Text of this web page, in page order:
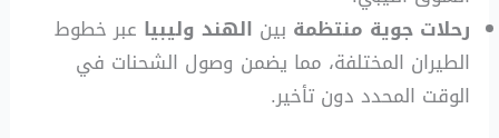
رحلات جوية منتظمة بين الهند وليبيا عبر خطوط
الطيران المختلفة، مما يضمن وصول الشحنات في
الوقت المحدد دون تأخير.